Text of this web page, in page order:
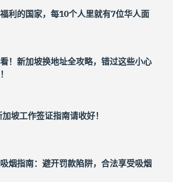
利的国家，每10个人里就有7位华人面
！新加坡换地址全攻略，错过这些小心
坡工作签证指南请收好！
烟指南：避开罚款陷阱，合法享受吸烟